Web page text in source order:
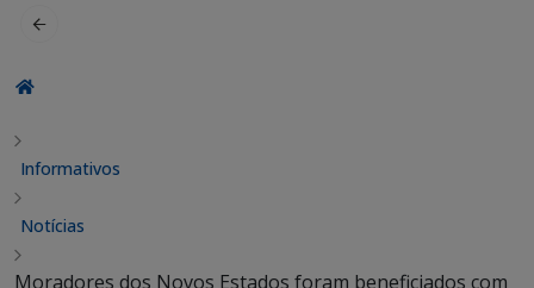
Informativos
Notícias
Moradores dos Novos Estados foram beneficiados com